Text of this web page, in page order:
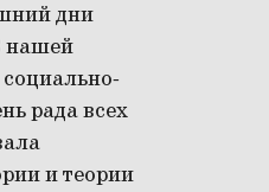
дни
нашей
рада всех
и теории